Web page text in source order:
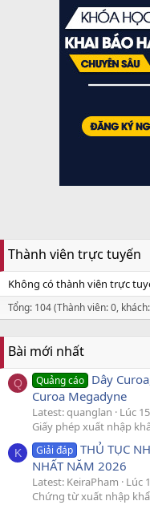
Thành viên trực tuyến
Không có thành viên trực
Tổng: 104 (Thành viên: 0,
Bài mới nhất
Q Quảng cáo Dây
Curoa Megadyne
Latest: quanglan
Lúc
Giấy phép xuất nhập
K Giải đáp THỦ TỤC
NHẤT NĂM 2026
Latest: KeiraPham
Lúc
Chứng từ xuất nhập